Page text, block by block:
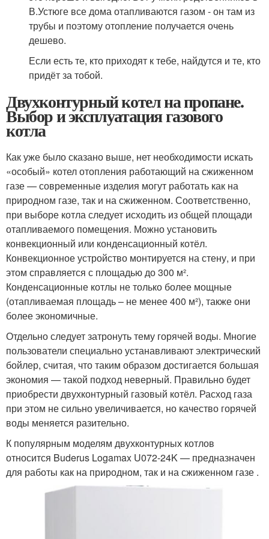
В.Устюге все дома отапливаются газом - он там из
трубы и поэтому отопление получается очень
дешево.
Если есть те, кто приходят к тебе, найдутся и те, кто
придёт за тобой.
Двухконтурный котел на пропане.
Выбор и эксплуатация газового
котла
Как уже было сказано выше, нет необходимости искать
«особый» котел отопления работающий на сжиженном
газе — современные изделия могут работать как на
природном газе, так и на сжиженном. Соответственно,
при выборе котла следует исходить из общей площади
отапливаемого помещения. Можно установить
конвекционный или конденсационный котёл.
Конвекционное устройство монтируется на стену, и при
этом справляется с площадью до 300 м².
Конденсационные котлы не только более мощные
(отапливаемая площадь – не менее 400 м²), также они
более экономичные.
Отдельно следует затронуть тему горячей воды. Многие
пользователи специально устанавливают электрический
бойлер, считая, что таким образом достигается большая
экономия — такой подход неверный. Правильно будет
приобрести двухконтурный газовый котёл. Расход газа
при этом не сильно увеличивается, но качество горячей
воды меняется разительно.
К популярным моделям двухконтурных котлов
относится Buderus Logamax U072-24K — предназначен
для работы как на природном, так и на сжиженном газе .